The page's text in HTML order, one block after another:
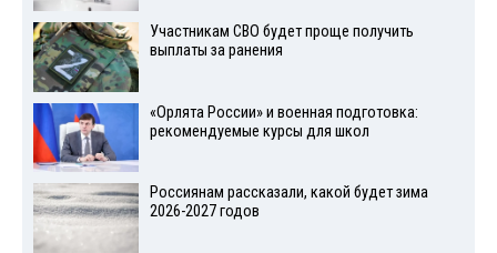
Участникам СВО будет проще получить
выплаты за ранения
«Орлята России» и военная подготовка:
рекомендуемые курсы для школ
Россиянам рассказали, какой будет зима
2026-2027 годов